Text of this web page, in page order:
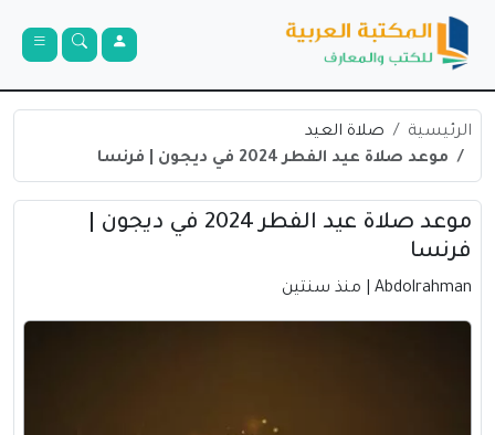
الرئيسية
صلاة العيد
موعد صلاة عيد الفطر 2024 في ديجون | فرنسا
موعد صلاة عيد الفطر 2024 في ديجون |
فرنسا
Abdolrahman | منذ سنتين